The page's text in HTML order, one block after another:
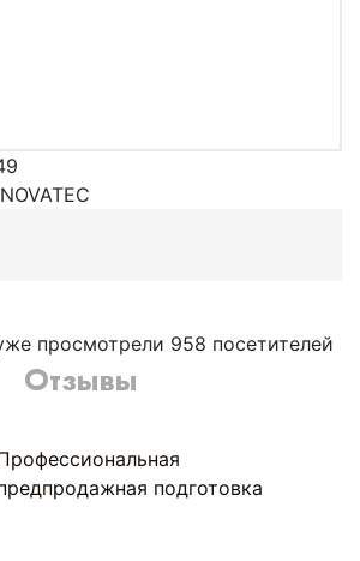
NOVATEС
просмотрели 958 посетителей
Отзывы
подготовка